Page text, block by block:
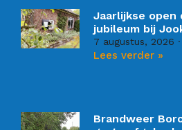
Jaarlijkse open
jubileum bij
7 augustus, 2026
Lees verder »
Brandweer